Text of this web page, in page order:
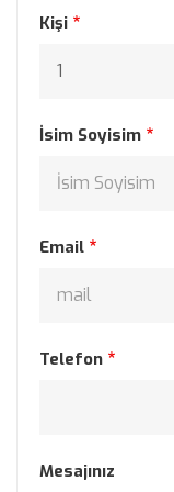
Kişi
İsim Soyisim
Email
Telefon
Mesajınız